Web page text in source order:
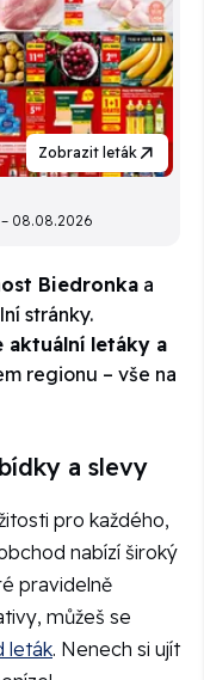
Zobrazit leták
08.08.2026
Biedronka a
stránky.
aktuální letáky a
regionu – vše na
a slevy
pro každého,
nabízí široký
pravidelně
můžeš se
leták. Nenech si ujít